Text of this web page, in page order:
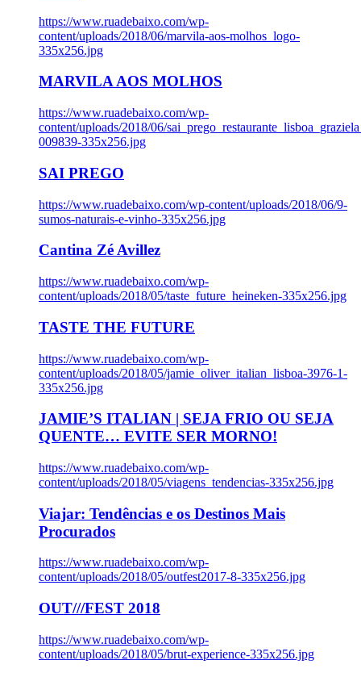
https://www.ruadebaixo.com/wp-
content/uploads/2018/06/marvila-aos-molhos_logo-
335x256.jpg
MARVILA AOS MOLHOS
https://www.ruadebaixo.com/wp-
content/uploads/2018/06/
009839-335x256.jpg
SAI PREGO
https://www.ruadebaixo.com/wp-content/uploads/2018/06/9-
sumos-naturais-e-vinho-335x256.jpg
Cantina Zé Avillez
https://www.ruadebaixo.com/wp-
content/uploads/2018/05/taste_future_heineken-335x256.jpg
TASTE THE FUTURE
https://www.ruadebaixo.com/wp-
content/uploads/2018/05/jamie_oliver_italian_lisboa-3976-1-
335x256.jpg
JAMIE’S ITALIAN | SEJA FRIO OU SEJA
QUENTE… EVITE SER MORNO!
https://www.ruadebaixo.com/wp-
content/uploads/2018/05/viagens_tendencias-335x256.jpg
Viajar: Tendências e os Destinos Mais
Procurados
https://www.ruadebaixo.com/wp-
content/uploads/2018/05/outfest2017-8-335x256.jpg
OUT///FEST 2018
https://www.ruadebaixo.com/wp-
content/uploads/2018/05/brut-experience-335x256.jpg